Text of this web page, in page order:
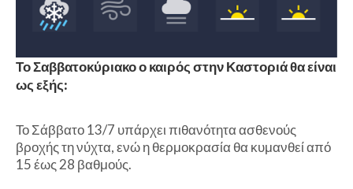
Το Σαββατοκύριακο ο καιρός στην Καστοριά θα είναι
ως εξής:
Το Σάββατο 13/7 υπάρχει πιθανότητα ασθενούς
βροχής τη νύχτα, ενώ η θερμοκρασία θα κυμανθεί από
15 έως 28 βαθμούς.